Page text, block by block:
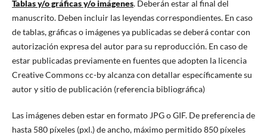
Tablas y/o gráficas y/o imágenes. Deberán estar al final del
manuscrito. Deben incluir las leyendas correspondientes. En caso
de tablas, gráficas o imágenes ya publicadas se deberá contar con
autorización expresa del autor para su reproducción. En caso de
estar publicadas previamente en fuentes que adopten la licencia
Creative Commons cc-by alcanza con detallar específicamente su
autor y sitio de publicación (referencia bibliográfica)
Las imágenes deben estar en formato JPG o GIF. De preferencia de
hasta 580 píxeles (pxl.) de ancho, máximo permitido 850 píxeles